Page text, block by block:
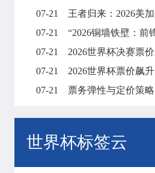
07-21
王者归来：2026美加
07-21
“2026铜墙铁壁：前锋尚未踏入
07-21
2026世界杯决赛票价飙至7.5万美
07-21
2026世界杯票价飙升：稀缺博弈、资本
07-21
票务弹性与定价策略：2026世
世界杯标签云